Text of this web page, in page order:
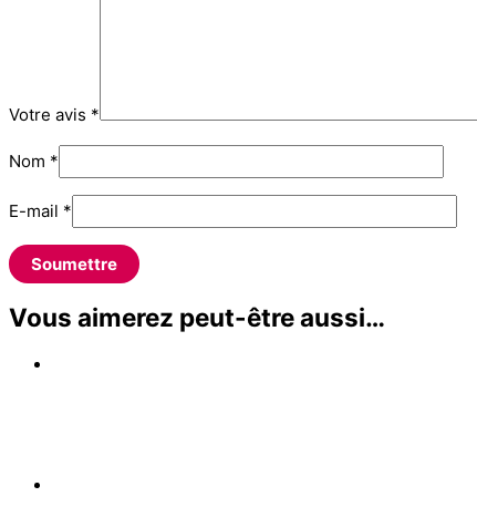
Votre avis *
Nom *
E-mail *
Vous aimerez peut-être aussi…